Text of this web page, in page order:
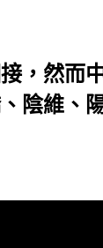
，然而
陰維、